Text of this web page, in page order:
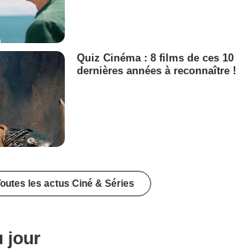
Quiz Cinéma : 8 films de ces 10
dernières années à reconnaître !
les actus Ciné & Séries
jour